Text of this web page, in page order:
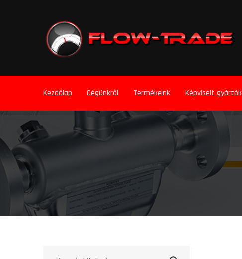
Kezdőlap Cégünkről Termékeink Képviselt gyártók